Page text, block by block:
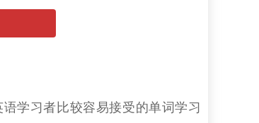
学习者比较容易接受的单词学习